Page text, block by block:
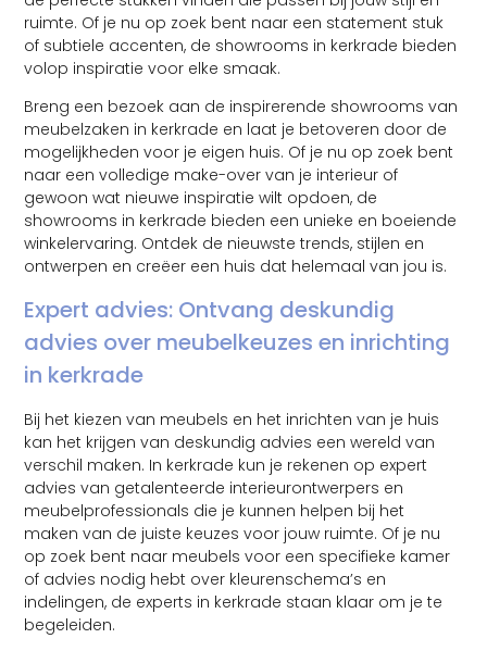
ruimte. Of je nu op zoek bent naar een statement stuk
of subtiele accenten, de showrooms in kerkrade bieden
volop inspiratie voor elke smaak.
Breng een bezoek aan de inspirerende showrooms van
meubelzaken in kerkrade en laat je betoveren door de
mogelijkheden voor je eigen huis. Of je nu op zoek bent
naar een volledige make-over van je interieur of
gewoon wat nieuwe inspiratie wilt opdoen, de
showrooms in kerkrade bieden een unieke en boeiende
winkelervaring. Ontdek de nieuwste trends, stijlen en
ontwerpen en creëer een huis dat helemaal van jou is.
Expert advies: Ontvang deskundig
advies over meubelkeuzes en inrichting
in kerkrade
Bij het kiezen van meubels en het inrichten van je huis
kan het krijgen van deskundig advies een wereld van
verschil maken. In kerkrade kun je rekenen op expert
advies van getalenteerde interieurontwerpers en
meubelprofessionals die je kunnen helpen bij het
maken van de juiste keuzes voor jouw ruimte. Of je nu
op zoek bent naar meubels voor een specifieke kamer
of advies nodig hebt over kleurenschema’s en
indelingen, de experts in kerkrade staan klaar om je te
begeleiden.